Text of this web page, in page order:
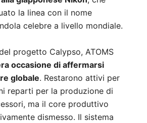
la linea con il nome
celebre a livello mondiale.
progetto Calypso, ATOMS
occasione di affermarsi
globale. Restarono attivi per
reparti per la produzione di
ma il core produttivo
dismesso. Il sistema